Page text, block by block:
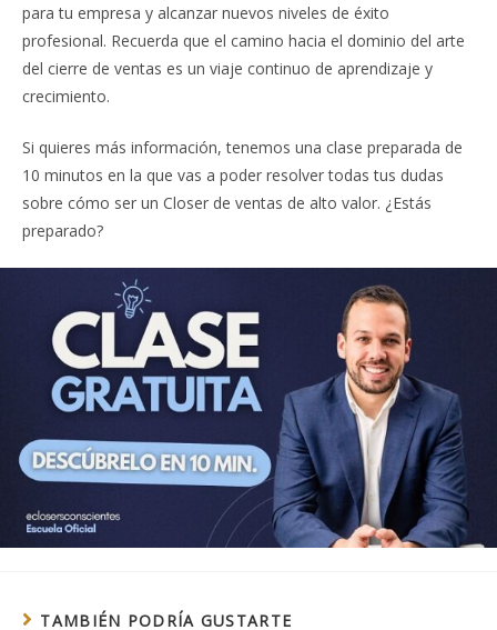
para tu empresa y alcanzar nuevos niveles de éxito
profesional. Recuerda que el camino hacia el dominio del arte
del cierre de ventas es un viaje continuo de aprendizaje y
crecimiento.
Si quieres más información, tenemos una clase preparada de
10 minutos en la que vas a poder resolver todas tus dudas
sobre cómo ser un Closer de ventas de alto valor. ¿Estás
preparado?
TAMBIÉN PODRÍA GUSTARTE